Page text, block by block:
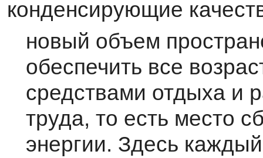
конденсирующие
новый объем
обеспечить все
средствами отдыха и
труда, то есть место
энергии. Здесь